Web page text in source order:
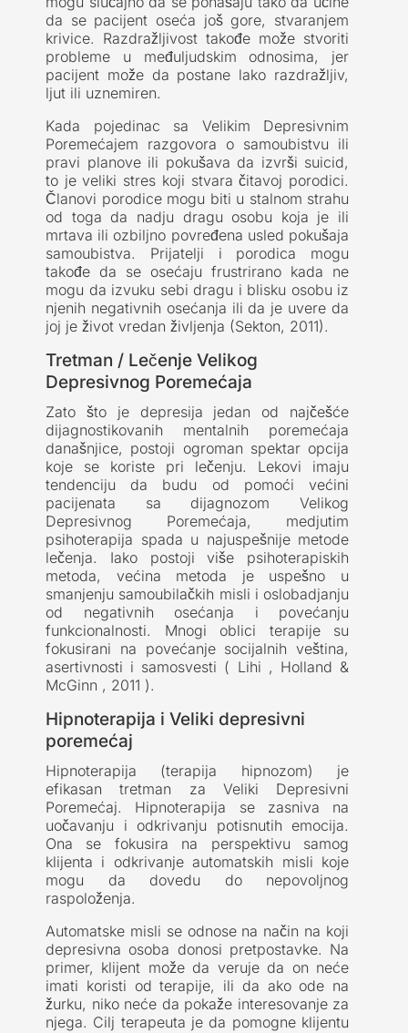
da se pacijent oseća još gore, stvaranjem
krivice. Razdražljivost takođe može stvoriti
probleme u međuljudskim odnosima, jer
pacijent može da postane lako razdražljiv,
ljut ili uznemiren.
Kada pojedinac sa Velikim Depresivnim
Poremećajem razgovora o samoubistvu ili
pravi planove ili pokušava da izvrši suicid,
to je veliki stres koji stvara čitavoj porodici.
Članovi porodice mogu biti u stalnom strahu
od toga da nadju dragu osobu koja je ili
mrtava ili ozbiljno povređena usled pokušaja
samoubistva. Prijatelji i porodica mogu
takođe da se osećaju frustrirano kada ne
mogu da izvuku sebi dragu i blisku osobu iz
njenih negativnih osećanja ili da je uvere da
joj je život vredan življenja (Sekton, 2011).
Tretman / Lečenje Velikog
Depresivnog Poremećaja
Zato što je depresija jedan od najčešće
dijagnostikovanih mentalnih poremećaja
današnjice, postoji ogroman spektar opcija
koje se koriste pri lečenju. Lekovi imaju
tendenciju da budu od pomoći većini
pacijenata sa dijagnozom Velikog
Depresivnog Poremećaja, medjutim
psihoterapija spada u najuspešnije metode
lečenja. Iako postoji više psihoterapiskih
metoda, većina metoda je uspešno u
smanjenju samoubilačkih misli i oslobadjanju
od negativnih osećanja i povećanju
funkcionalnosti. Mnogi oblici terapije su
fokusirani na povećanje socijalnih veština,
asertivnosti i samosvesti ( Lihi , Holland &
McGinn , 2011 ).
Hipnoterapija i Veliki depresivni
poremećaj
Hipnoterapija (terapija hipnozom) je
efikasan tretman za Veliki Depresivni
Poremećaj. Hipnoterapija se zasniva na
uočavanju i odkrivanju potisnutih emocija.
Ona se fokusira na perspektivu samog
klijenta i odkrivanje automatskih misli koje
mogu da dovedu do nepovoljnog
raspoloženja.
Automatske misli se odnose na način na koji
depresivna osoba donosi pretpostavke. Na
primer, klijent može da veruje da on neće
imati koristi od terapije, ili da ako ode na
žurku, niko neće da pokaže interesovanje za
njega. Cilj terapeuta je da pomogne klijentu